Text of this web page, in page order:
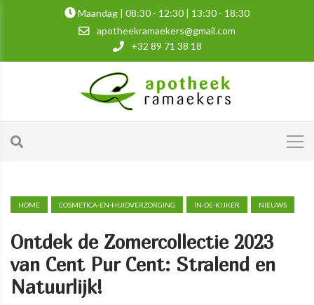
Maandag | 08:30 - 12:30 | 13:30 - 18:30
apotheekramaekers@gmail.com
+32 89 71 38 18
HOME COSMETICA-EN-HUIDVERZORGING IN-DE-KIJKER NIEUWS
Ontdek de Zomercollectie 2023
van Cent Pur Cent: Stralend en
Natuurlijk!